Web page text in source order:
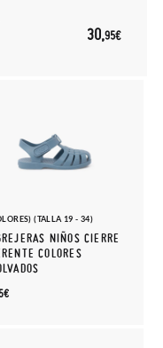
30,95€
(TALLA 19 - 34)
NIÑOS CIERRE
COLORES